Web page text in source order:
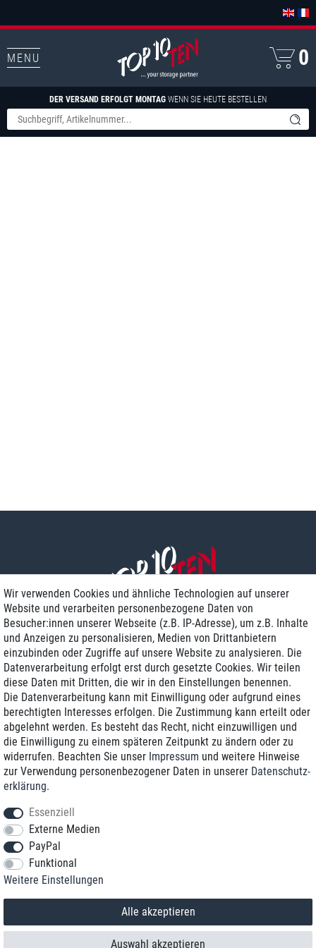
MENU
DER VERSAND ERFOLGT MONTAG WENN SIE HEUTE BESTELLEN
0
Zustellung am nächsten Werktag
Günstiger Versand
Generalüberholt mit Garantie
+49 8989 96160*
*Sie erreichen uns zum Ortstarif von Montag bis Freitag von 9 Uhr - 18 Uhr.
© 2018 TOP TEN Computervertrieb GmbH
Wir verwenden Cookies und ähnliche Technologien auf unserer
Website und verarbeiten personenbezogene Daten von
Besucher:innen unserer Webseite (z.B. IP-Adresse), um z.B. Inhalte
und Anzeigen zu personalisieren, Medien von Drittanbietern
einzubinden oder Zugriffe auf unsere Website zu analysieren. Die
Datenverarbeitung erfolgt erst durch gesetzte Cookies. Wir teilen
diese Daten mit Dritten, die wir in den Einstellungen benennen.
Die Datenverarbeitung kann mit Einwilligung oder aufgrund eines
berechtigten Interesses erfolgen. Die Zustimmung kann erteilt oder
abgelehnt werden. Es besteht das Recht, nicht einzuwilligen und
die Einwilligung zu einem späteren Zeitpunkt zu ändern oder zu
widerrufen. Beachten Sie unser Impressum und weitere Hinweise
zur Verwendung personenbezogener Daten in unserer Daten­schutz­
erklärung.
Essenziell
Externe Medien
PayPal
Funktional
Weitere Einstellungen
Alle akzeptieren
Auswahl akzeptieren